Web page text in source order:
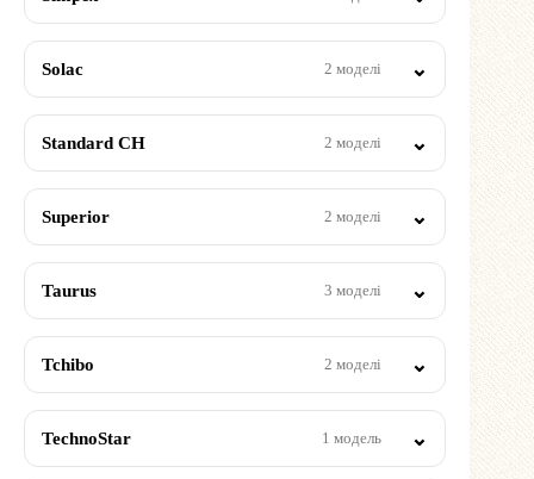
Solac 2 моделі
Standard CH 2 моделі
Superior 2 моделі
Taurus 3 моделі
Tchibo 2 моделі
TechnoStar 1 модель